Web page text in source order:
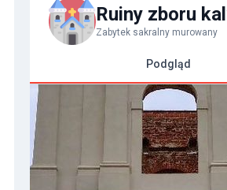
Ruiny zboru
Zabytek sakralny murowany
Podgląd